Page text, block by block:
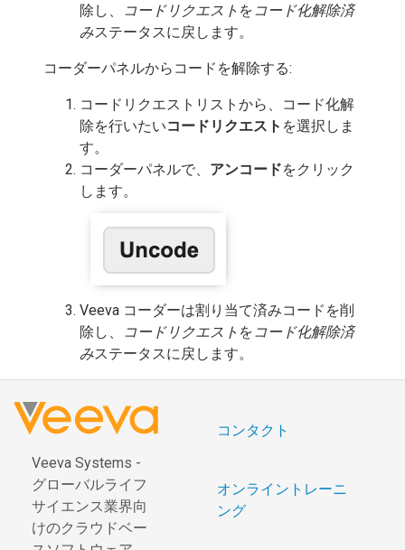
除し、
コードリクエスト を コード化解除済
みステータスに戻します。
コーダーパネルからコードを解除する:
コードリクエストリストから、コード化解
除を行いたいコードリクエスト を選択しま
す。
コーダーパネルで、 アンコードをクリック
します。
Veeva コーダーは割り当て済みコードを削
除し、
コードリクエスト を コード化解除済
みステータスに戻します。
Veeva Systems -
グローバルライフ
サイエンス業界向
けのクラウドベー
コンタクト
オンライントレーニ
ング